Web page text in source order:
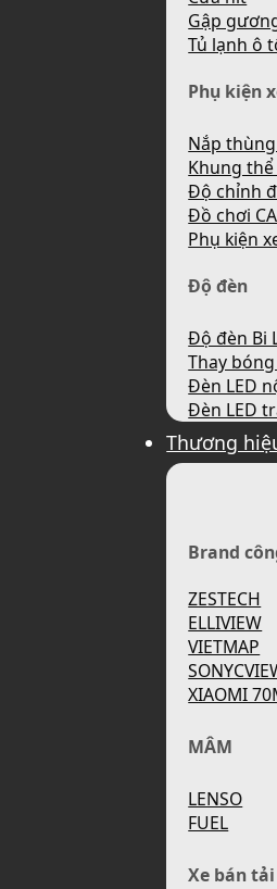
Gập
Tủ lạnh ô
Phụ kiện
Nắp
Khung
Độ chỉnh
Đồ chơi
Phụ kiện
Độ đèn
Độ đèn Bi
Thay
Đèn LED
Đèn LED
Thương
Brand
ZESTECH
ELLIVIEW
VIETMAP
XIAOMI
MÂM
LENSO
FUEL
Xe bán